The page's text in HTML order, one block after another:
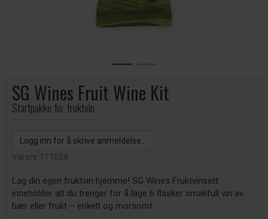
SG Wines Fruit Wine Kit
Startpakke for fruktvin
Logg inn for å skrive anmeldelse...
Varenr:111028
Lag din egen fruktvin hjemme! SG Wines Fruktvinsett
inneholder alt du trenger for å lage 6 flasker smakfull vin av
bær eller frukt – enkelt og morsomt.